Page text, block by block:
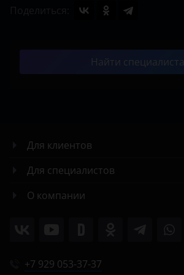
Найти специалиста
Для клиентов
Для специалистов
О компании
+7 929 053-37-37